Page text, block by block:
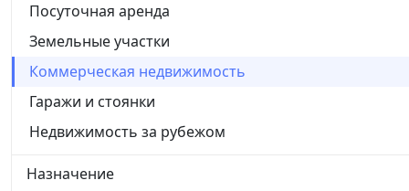
Посуточная аренда
Земельные участки
Коммерческая недвижимость
Гаражи и стоянки
Недвижимость за рубежом
Назначение